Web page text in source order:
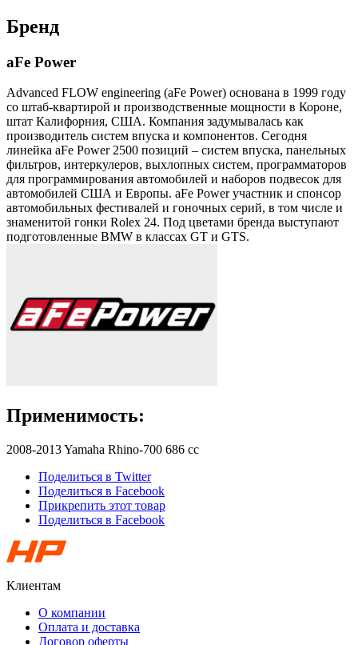
Бренд
aFe Power
Advanced FLOW engineering (aFe Power) основана в 1999 году
со штаб-квартирой и производственные мощности в Короне,
штат Калифорния, США. Компания задумывалась как
производитель систем впуска и компонентов. Сегодня
линейка aFe Power 2500 позиций – систем впуска, панельных
фильтров, интеркулеров, выхлопных систем, программаторов
для программирования автомобилей и наборов подвесок для
автомобилей США и Европы. aFe Power участник и спонсор
автомобильных фестивалей и гоночных серий, в том числе и
знаменитой гонки Rolex 24. Под цветами бренда выступают
подготовленные BMW в классах GT и GTS.
Применимость:
2008-2013 Yamaha Rhino-700 686 cc
Поделиться в Twitter
Поделиться в Facebook
Прикрепить этот товар
Поделиться в Facebook
Клиентам
О компании
Оплата и доставка
Договор оферты